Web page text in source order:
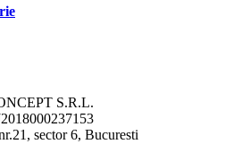
S.R.L.
sector 6, Bucuresti